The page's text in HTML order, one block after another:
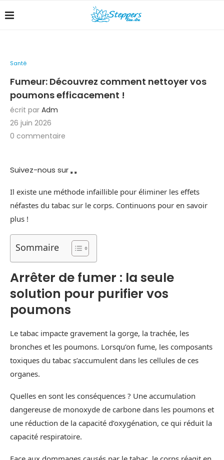
Santé
Fumeur: Découvrez comment nettoyer vos
poumons efficacement !
écrit par Adm
26 juin 2026
0 commentaire
Suivez-nous sur
Il existe une méthode infaillible pour éliminer les effets
néfastes du tabac sur le corps. Continuons pour en savoir
plus !
Sommaire
Arrêter de fumer : la seule
solution pour purifier vos
poumons
Le tabac impacte gravement la gorge, la trachée, les
bronches et les poumons. Lorsqu’on fume, les composants
toxiques du tabac s’accumulent dans les cellules de ces
organes.
Quelles en sont les conséquences ? Une accumulation
dangereuse de monoxyde de carbone dans les poumons et
une réduction de la capacité d’oxygénation, ce qui réduit la
capacité respiratoire.